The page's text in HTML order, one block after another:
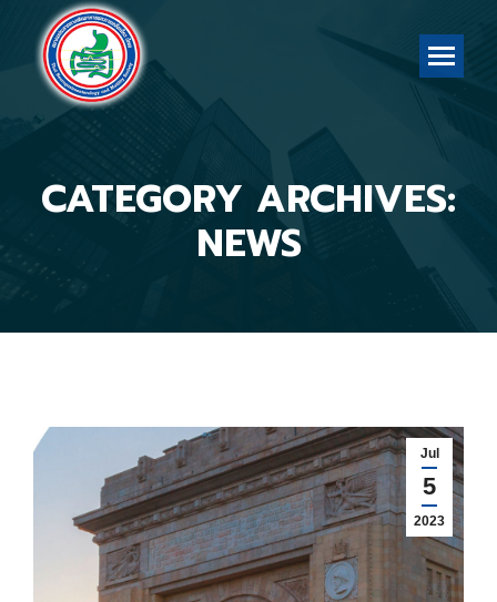
CATEGORY ARCHIVES:
NEWS
You are here:
Jul
5
2023